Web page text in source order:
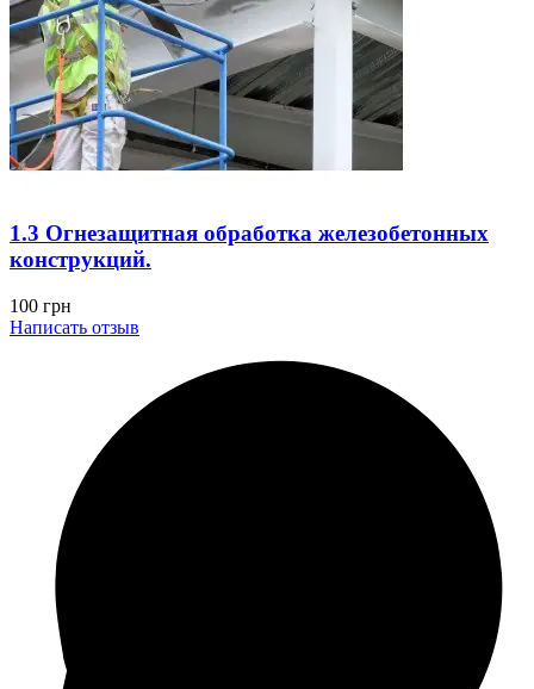
1.3 Огнезащитная обработка железобетонных
конструкций.
100 грн
Написать отзыв